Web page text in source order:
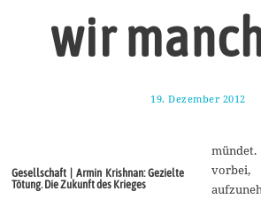
wir
19. Dezember 2012
ä
r
z
2
Gesellschaft | Armin Krishnan: Gezielte
Tötung. Die Zukunft des Krieges